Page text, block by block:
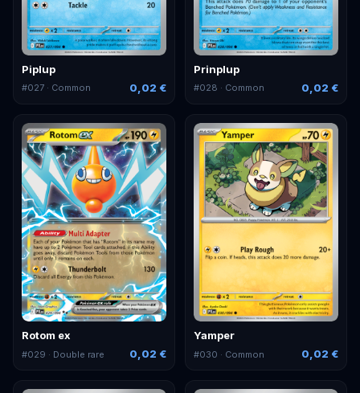
Piplup
#027 · Common 0,02 €
Prinplup
#028 · Common 0,02 €
Rotom ex
#029 · Double rare 0,02 €
Yamper
#030 · Common 0,02 €